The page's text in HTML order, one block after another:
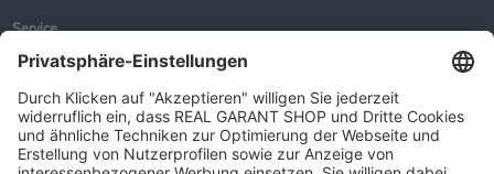
Service
Warenkorb
Neues Kunden-Konto anlegen
Newsletter
Kontakt
FAQs
Über uns